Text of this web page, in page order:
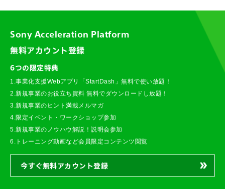
Sony Acceleration Platform
無料アカウント登録
6つの限定特典
1.事業化支援Webアプリ「StartDash」無料で使い放題！
2.新規事業のお役立ち資料 無料でダウンロードし放題！
3.新規事業のヒント満載メルマガ
4.限定イベント・ワークショップ参加
5.新規事業のノウハウ解説！説明会参加
6.トレーニング動画など会員限定コンテンツ閲覧
今すぐ無料アカウント登録